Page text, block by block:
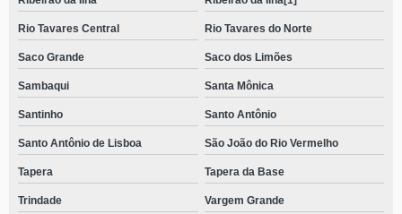
Rio Tavares Central Rio Tavares do Norte
Saco Grande Saco dos Limões
Sambaqui Santa Mônica
Santinho Santo Antônio
Santo Antônio de Lisboa São João do Rio Vermelho
Tapera Tapera da Base
Trindade Vargem Grande